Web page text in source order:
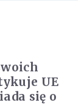
UE
się o